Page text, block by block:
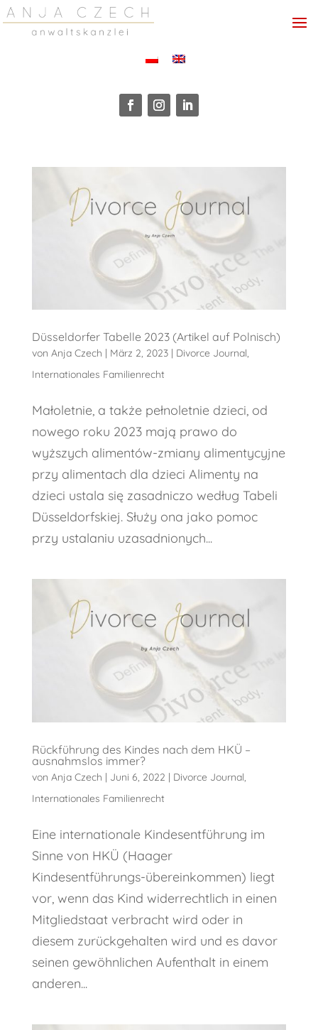
Düsseldorfer Tabelle 2023 (Artikel auf Polnisch)
von Anja Czech März 2, 2023| Divorce Journal,
Internationales Familienrecht
Małoletnie, a także pełnoletnie dzieci, od
nowego roku 2023 mają prawo do
wyższych alimentów-zmiany alimentycyjne
przy alimentach dla dzieci Alimenty na
dzieci ustala się zasadniczo według Tabeli
Düsseldorfskiej. Służy ona jako pomoc
przy ustalaniu uzasadnionych...
Rückführung des Kindes nach dem HKÜ –
ausnahmslos immer?
von Anja Czech | Juni 6, 2022 | Divorce Journal,
Internationales Familienrecht
Eine internationale Kindesentführung im
Sinne von HKÜ (Haager
Kindesentführungs-übereinkommen) liegt
vor, wenn das Kind widerrechtlich in einen
Mitgliedstaat verbracht wird oder in
diesem zurückgehalten wird und es davor
seinen gewöhnlichen Aufenthalt in einem
anderen...